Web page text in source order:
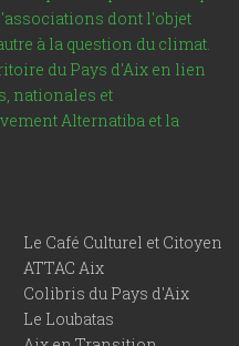
dont l'objet
à la question du climat.
du Pays d'Aix en lien
nationales et
Alternatiba et la
Le Café Culturel et Citoyen
ATTAC Aix
Colibris du Pays d'Aix
Le Loubatas